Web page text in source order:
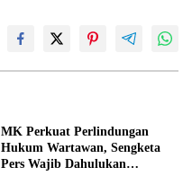
MK Perkuat Perlindungan
Hukum Wartawan, Sengketa
Pers Wajib Dahulukan